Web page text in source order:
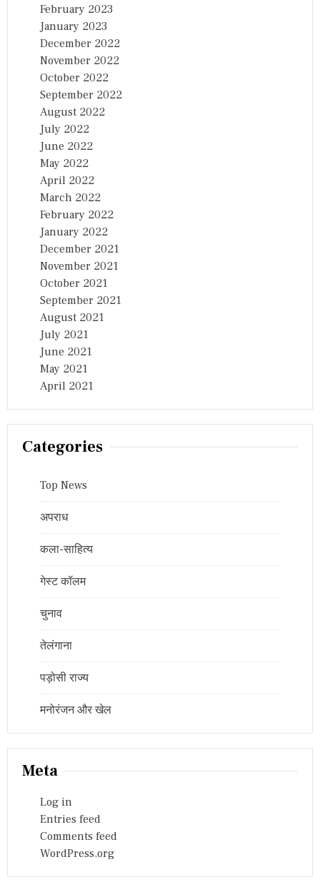
February 2023
January 2023
December 2022
November 2022
October 2022
September 2022
August 2022
July 2022
June 2022
May 2022
April 2022
March 2022
February 2022
January 2022
December 2021
November 2021
October 2021
September 2021
August 2021
July 2021
June 2021
May 2021
April 2021
Categories
Top News
अपराध
कला-साहित्य
गेस्ट कॉलम
चुनाव
तेलंगाना
पड़ोसी राज्य
मनोरंजन और खेल
Meta
Log in
Entries feed
Comments feed
WordPress.org